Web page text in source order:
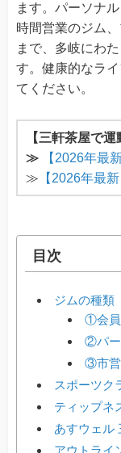
ます。パーソナ
時間営業のジム
まで、多岐にわ
す。健康的なラ
てください。
【三軒茶屋で
≫
【2026年最
≫ 【2026年最
目次
ジムの種類
①会員
②パー
③市営
スポーツク
ティップネ
あすウェル